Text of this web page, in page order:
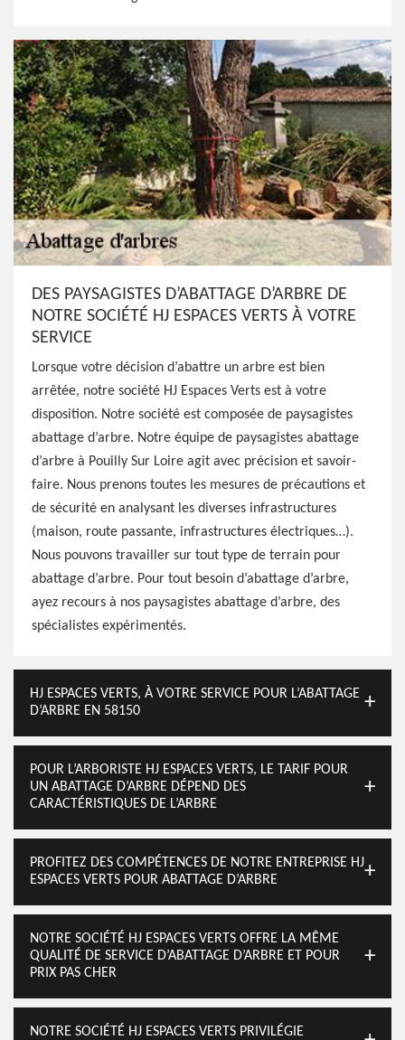
DES PAYSAGISTES D’ABATTAGE D’ARBRE DE
NOTRE SOCIÉTÉ HJ ESPACES VERTS À VOTRE
SERVICE
Lorsque votre décision d’abattre un arbre est bien
arrêtée, notre société HJ Espaces Verts est à votre
disposition. Notre société est composée de paysagistes
abattage d’arbre. Notre équipe de paysagistes abattage
d’arbre à Pouilly Sur Loire agit avec précision et savoir-
faire. Nous prenons toutes les mesures de précautions et
de sécurité en analysant les diverses infrastructures
(maison, route passante, infrastructures électriques…).
Nous pouvons travailler sur tout type de terrain pour
abattage d’arbre. Pour tout besoin d’abattage d’arbre,
ayez recours à nos paysagistes abattage d’arbre, des
spécialistes expérimentés.
HJ ESPACES VERTS, À VOTRE SERVICE POUR L’ABATTAGE
D’ARBRE EN 58150
POUR L’ARBORISTE HJ ESPACES VERTS, LE TARIF POUR
UN ABATTAGE D’ARBRE DÉPEND DES
CARACTÉRISTIQUES DE L’ARBRE
PROFITEZ DES COMPÉTENCES DE NOTRE ENTREPRISE HJ
ESPACES VERTS POUR ABATTAGE D’ARBRE
NOTRE SOCIÉTÉ HJ ESPACES VERTS OFFRE LA MÊME
QUALITÉ DE SERVICE D’ABATTAGE D’ARBRE ET POUR
PRIX PAS CHER
NOTRE SOCIÉTÉ HJ ESPACES VERTS PRIVILÉGIE